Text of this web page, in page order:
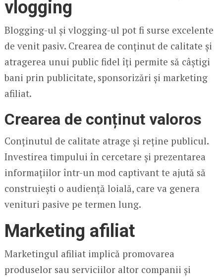
vlogging
Blogging-ul și vlogging-ul pot fi surse excelente
de venit pasiv. Crearea de conținut de calitate și
atragerea unui public fidel îți permite să câștigi
bani prin publicitate, sponsorizări și marketing
afiliat.
Crearea de conținut valoros
Conținutul de calitate atrage și reține publicul.
Investirea timpului în cercetare și prezentarea
informațiilor într-un mod captivant te ajută să
construiești o audiență loială, care va genera
venituri pasive pe termen lung.
Marketing afiliat
Marketingul afiliat implică promovarea
produselor sau serviciilor altor companii și